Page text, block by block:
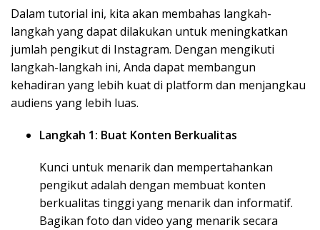
Dalam tutorial ini, kita akan membahas langkah-
langkah yang dapat dilakukan untuk meningkatkan
jumlah pengikut di Instagram. Dengan mengikuti
langkah-langkah ini, Anda dapat membangun
kehadiran yang lebih kuat di platform dan menjangkau
audiens yang lebih luas.
Langkah 1: Buat Konten Berkualitas
Kunci untuk menarik dan mempertahankan
pengikut adalah dengan membuat konten
berkualitas tinggi yang menarik dan informatif.
Bagikan foto dan video yang menarik secara